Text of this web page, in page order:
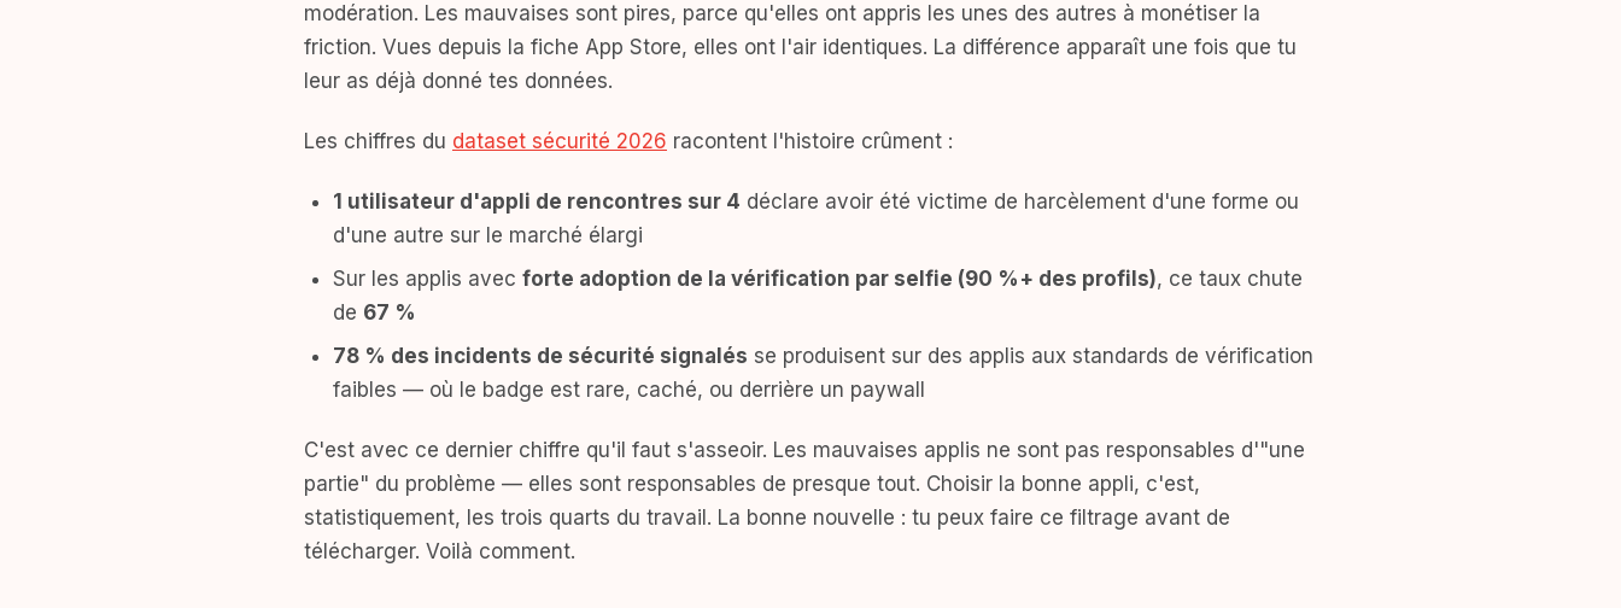
modération. Les mauvaises sont pires, parce qu'elles ont appris les unes des autres à monétiser la
friction. Vues depuis la fiche App Store, elles ont l'air identiques. La différence apparaît une fois que tu
leur as déjà donné tes données.
Les chiffres du dataset sécurité 2026 racontent l'histoire crûment :
1 utilisateur d'appli de rencontres sur 4 déclare avoir été victime de harcèlement d'une forme ou
d'une autre sur le marché élargi
Sur les applis avec forte adoption de la vérification par selfie (90 %+ des profils), ce taux chute
de 67 %
78 % des incidents de sécurité signalés se produisent sur des applis aux standards de vérification
faibles — où le badge est rare, caché, ou derrière un paywall
C'est avec ce dernier chiffre qu'il faut s'asseoir. Les mauvaises applis ne sont pas responsables d'"une
partie" du problème — elles sont responsables de presque tout. Choisir la bonne appli, c'est,
statistiquement, les trois quarts du travail. La bonne nouvelle : tu peux faire ce filtrage avant de
télécharger. Voilà comment.